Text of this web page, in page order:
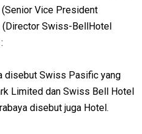
Vice President
(Director Swiss-BellHotel
disebut Swiss Pasific yang
Limited dan Swiss Bell Hotel
disebut juga Hotel.